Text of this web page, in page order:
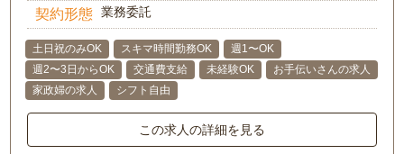
契約形態 業務委託
土日祝のみOK スキマ時間勤務OK
週1〜OK
週2〜3日からOK
交通費支給 未経験OK
お手伝いさんの求人
家政婦の求人
シフト自由
この求人の詳細を見る